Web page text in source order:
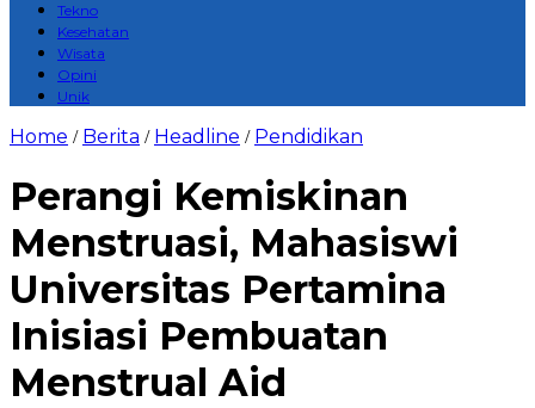
Tekno
Kesehatan
Wisata
Opini
Unik
Home / Berita / Headline / Pendidikan
Perangi Kemiskinan
Menstruasi, Mahasiswi
Universitas Pertamina
Inisiasi Pembuatan
Menstrual Aid